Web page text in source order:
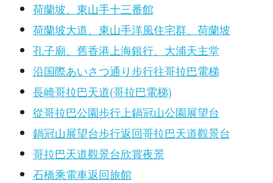
荷蘭坡、東山手十三番館
荷蘭坡大道、東山手洋風住宅群、荷蘭坡
孔子廟、舊香港上海銀行、大浦天主堂
沿国際あいさつ通り步行往哥拉巴電梯
長崎哥拉巴天道(哥拉巴電梯)
從哥拉巴公園步行上鍋冠山公園展望台
鍋冠山展望台步行返回哥拉巴天道觀景台
哥拉巴天道觀景台欣賞夜景
石橋乘電車返回旅館